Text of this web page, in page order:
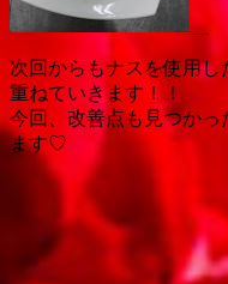
次回からもナスを使用
重ねていきます！！
今回、改善点も見つか
ます♡